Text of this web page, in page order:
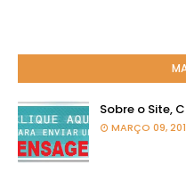
Sobre o Site,
MARÇO 09,